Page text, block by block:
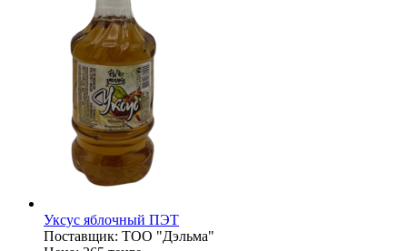
Уксус яблочный ПЭТ
Поставщик: ТОО "Дэльма"